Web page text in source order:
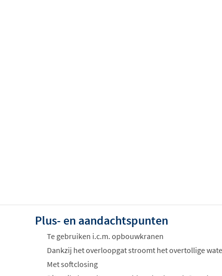
Plus- en aandachtspunten
Te gebruiken i.c.m. opbouwkranen
Dankzij het overloopgat stroomt het overtollige
Met softclosing